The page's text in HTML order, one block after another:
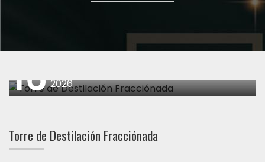
16 2026
Torre de Destilación Fracciónada